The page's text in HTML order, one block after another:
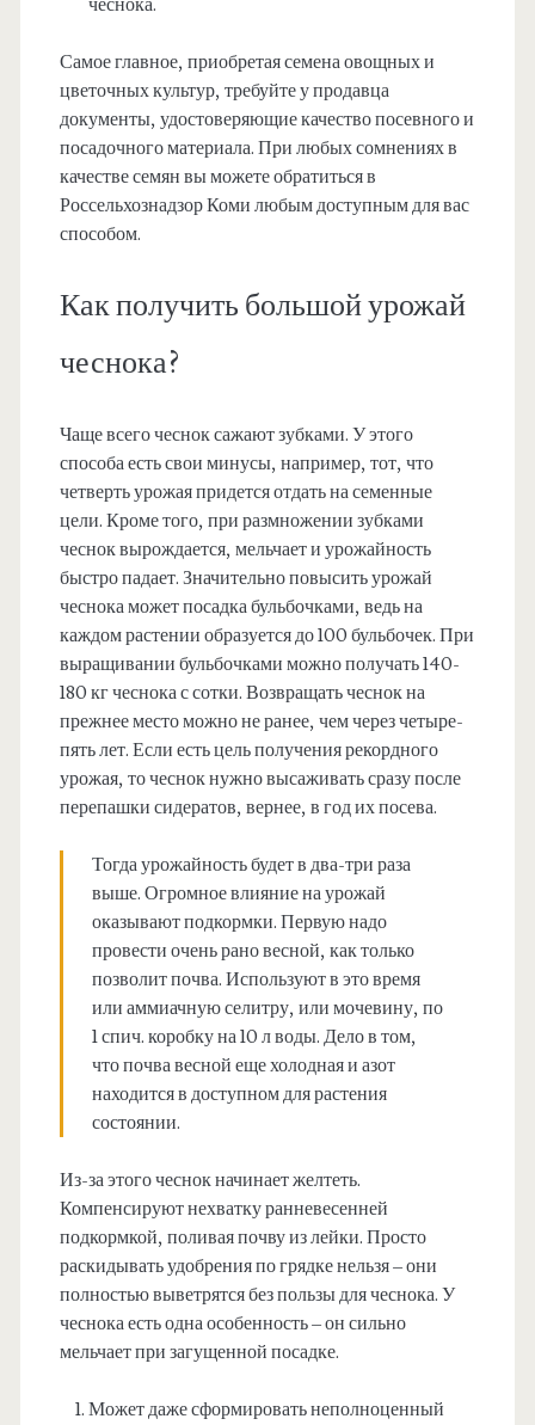
чеснока.
Самое главное, приобретая семена овощных и
цветочных культур, требуйте у продавца
документы, удостоверяющие качество посевного и
посадочного материала. При любых сомнениях в
качестве семян вы можете обратиться в
Россельхознадзор Коми любым доступным для вас
способом.
Как получить большой урожай
чеснока?
Чаще всего чеснок сажают зубками. У этого
способа есть свои минусы, например, тот, что
четверть урожая придется отдать на семенные
цели. Кроме того, при размножении зубками
чеснок вырождается, мельчает и урожайность
быстро падает. Значительно повысить урожай
чеснока может посадка бульбочками, ведь на
каждом растении образуется до 100 бульбочек. При
выращивании бульбочками можно получать 140-
180 кг чеснока с сотки. Возвращать чеснок на
прежнее место можно не ранее, чем через четыре-
пять лет. Если есть цель получения рекордного
урожая, то чеснок нужно высаживать сразу после
перепашки сидератов, вернее, в год их посева.
Тогда урожайность будет в два-три раза
выше. Огромное влияние на урожай
оказывают подкормки. Первую надо
провести очень рано весной, как только
позволит почва. Используют в это время
или аммиачную селитру, или мочевину, по
1 спич. коробку на 10 л воды. Дело в том,
что почва весной еще холодная и азот
находится в доступном для растения
состоянии.
Из-за этого чеснок начинает желтеть.
Компенсируют нехватку ранневесенней
подкормкой, поливая почву из лейки. Просто
раскидывать удобрения по грядке нельзя – они
полностью выветрятся без пользы для чеснока. У
чеснока есть одна особенность – он сильно
мельчает при загущенной посадке.
Может даже сформировать неполноценный